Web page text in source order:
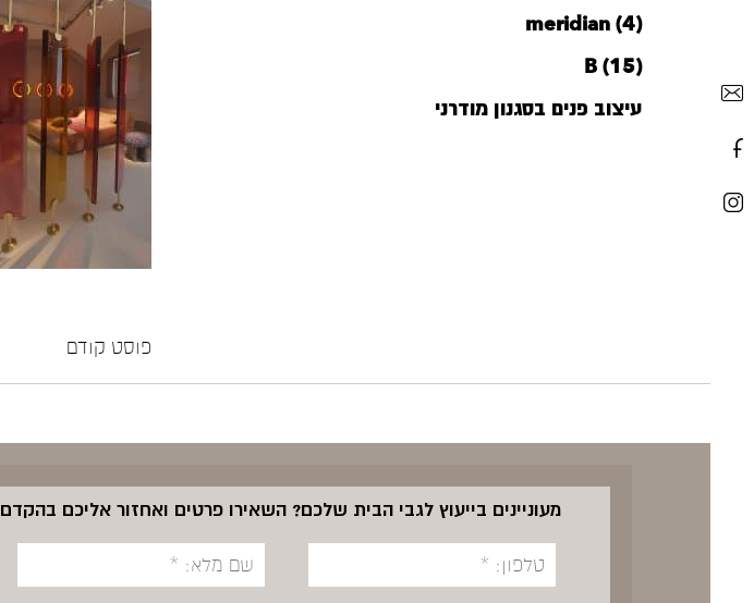
meridian (4)
B (15)
עיצוב פנים בסגנון מודרני
פוסט קודם
מעוניינים בייעוץ לגבי הבית שלכם? השאירו פרטים ואחזור אליכם בהקדם